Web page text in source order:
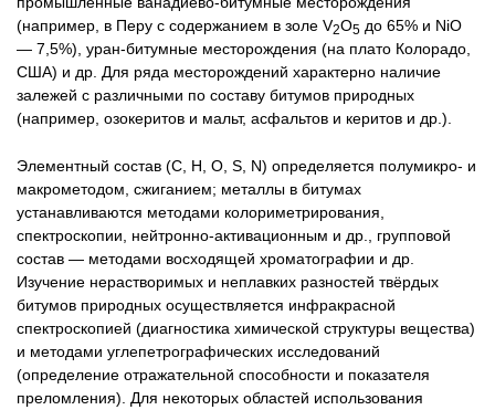
(например, в Перу с содержанием в золе V2О5 до 65% и NiO
— 7,5%), уран-битумные месторождения (на плато Колорадо,
США) и др. Для ряда месторождений характерно наличие
залежей с различными по составу битумов природных
(например, озокеритов и мальт, асфальтов и керитов и др.).
Элементный состав (С, Н, О, S, N) определяется полумикро- и
макрометодом, сжиганием; металлы в битумах
устанавливаются методами колориметрирования,
спектроскопии, нейтронно-активационным и др., групповой
состав — методами восходящей хроматографии и др.
Изучение нерастворимых и неплавких разностей твёрдых
битумов природных осуществляется инфракрасной
спектроскопией (диагностика химической структуры вещества)
и методами углепетрографических исследований
(определение отражательной способности и показателя
преломления). Для некоторых областей использования